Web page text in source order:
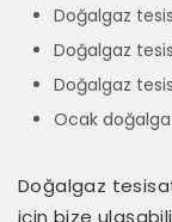
Doğalgaz
Doğalgaz
Doğalgaz
Ocak
Doğalgaz
için bize